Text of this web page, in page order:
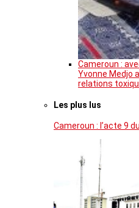
Cameroun :
Yvonne Medjo
relations
Les plus lus
Cameroun : l’acte 9